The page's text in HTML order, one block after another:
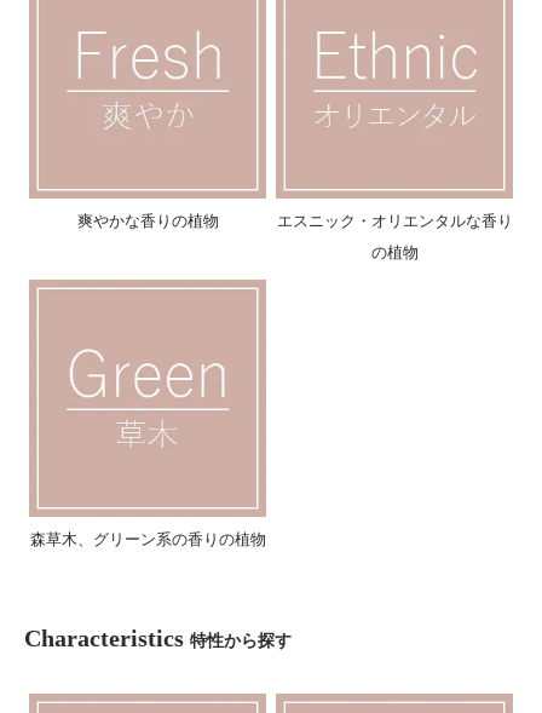
爽やかな香りの植物
エスニック・オリエンタルな香り
の植物
森草木、グリーン系の香りの植物
Characteristics 特性から探す